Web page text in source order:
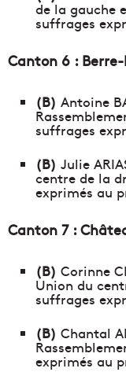
de la gauche
suffrages
Canton 6 : Berre-
(B) Antoine
suffrages
(B) Julie
centre de la
exprimés au
Canton 7 :
(B) Corinne
Union du
suffrages
(B) Chantal
exprimés au